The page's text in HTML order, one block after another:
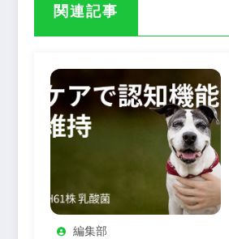
関連記事
編集部